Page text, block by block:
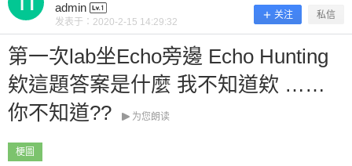
admin
发表于： 2020-2-15 14:29:32
关注 私信
第一次lab坐Echo旁邊 Echo Hunting
欸這題答案是什麼 我不知道欸 ……
你不知道??
为您朗读
梗圖